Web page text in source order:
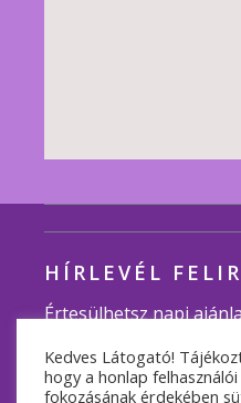
HÍRLEVÉL
Értesülhetsz napi
Kedves Látogató!
hogy a honlap
fokozásának érdekében